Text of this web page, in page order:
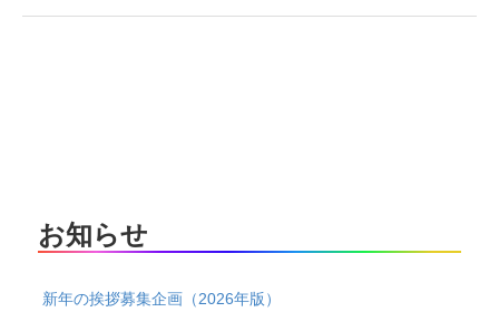
お知らせ
新年の挨拶募集企画（2026年版）